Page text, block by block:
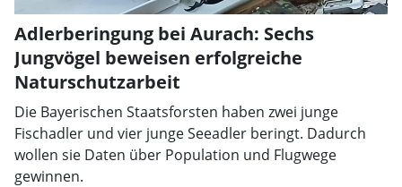
Adlerberingung bei Aurach: Sechs
Jungvögel beweisen erfolgreiche
Naturschutzarbeit
Die Bayerischen Staatsforsten haben zwei junge
Fischadler und vier junge Seeadler beringt. Dadurch
wollen sie Daten über Population und Flugwege
gewinnen.